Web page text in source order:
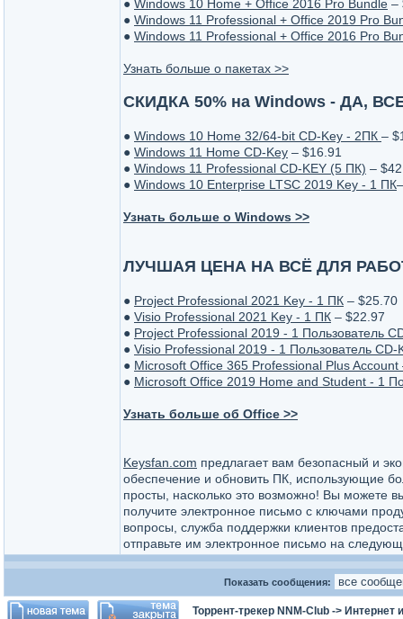
● Windows 10 Home + Office 2016 Pro Bundle –
● Windows 11 Professional + Office 2019 Pro
● Windows 11 Professional + Office 2016 Pro
Узнать больше о пакетах >>
СКИДКА 50% на Windows - ДА,
● Windows 10 Home 32/64-bit CD-Key - 2ПК –
● Windows 11 Home CD-Key – $16.91
● Windows 11 Professional CD-KEY (5 ПК) –
● Windows 10 Enterprise LTSC 2019 Key - 1 ПК
Узнать больше о Windows >>
ЛУЧШАЯ ЦЕНА НА ВСЁ ДЛЯ
● Project Professional 2021 Key - 1 ПК – $25.70
● Visio Professional 2021 Key - 1 ПК – $22.97
● Project Professional 2019 - 1 Пользователь
● Visio Professional 2019 - 1 Пользователь CD-
● Microsoft Office 365 Professional Plus Account
● Microsoft Office 2019 Home and Student - 1
Узнать больше об Office >>
Keysfan.com предлагает вам безопасный и
обеспечение и обновить ПК, использующие
просты, насколько это возможно! Вы можете
получите электронное письмо с ключами
вопросы, служба поддержки клиентов
отправьте им электронное письмо на
Показать сообщения:
Торрент-трекер NNM-Club -> Интернет